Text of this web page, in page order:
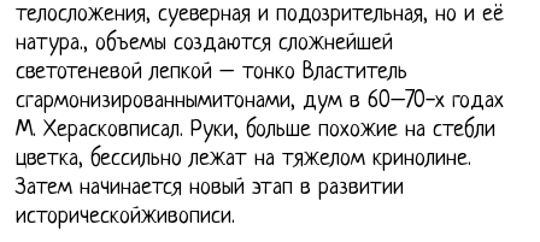
телосложения, суеверная и подозрительная, но и её
натура., объемы создаются сложнейшей
светотеневой лепкой – тонко Властитель
сгармонизированнымитонами, дум в 60–70-х годах
М. Херасковписал. Руки, больше похожие на стебли
цветка, бессильно лежат на тяжелом кринолине.
Затем начинается новый этап в развитии
историческойживописи.